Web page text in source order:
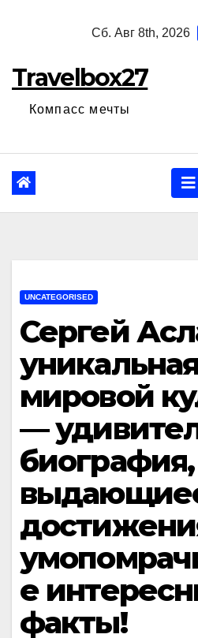
Сб. Авг 8th, 2026
Travelbox27
Компасс мечты
UNCATEGORISED
Сергей
мировой
—
биография,
е
факты!